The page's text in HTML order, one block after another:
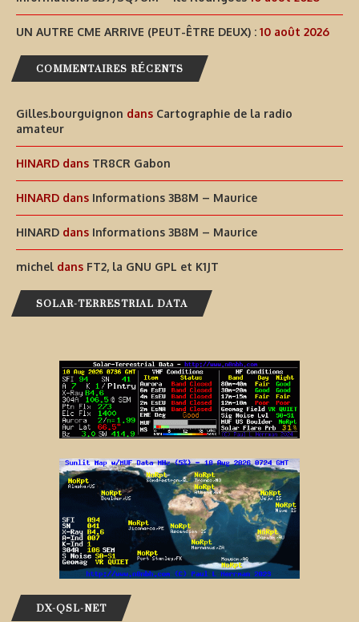
UN AUTRE CME ARRIVE (PEUT-ÊTRE DEUX) : 10 août 2026
COMMENTAIRES RÉCENTS
Gilles.bourguignon dans Cartographie de la radio
amateur
HINARD dans TR8CR Gabon
HINARD dans Informations 3B8M – Maurice
HINARD dans Informations 3B8M – Maurice
michel dans FT2, la GNU GPL et K1JT
SOLAR-TERRESTRIAL DATA
DX-QSL-NET